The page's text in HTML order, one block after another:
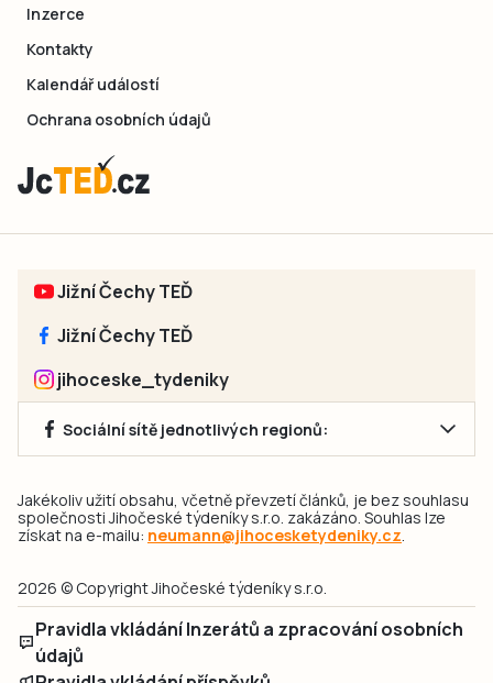
Inzerce
Kontakty
Kalendář událostí
Ochrana osobních údajů
Jižní Čechy TEĎ
Jižní Čechy TEĎ
jihoceske_tydeniky
Sociální sítě jednotlivých regionů:
Jakékoliv užití obsahu, včetně převzetí článků, je bez souhlasu
společnosti Jihočeské týdeníky s.r.o. zakázáno. Souhlas lze
získat na e-mailu: neumann@jihocesketydeniky.cz.
2026 © Copyright Jihočeské týdeníky s.r.o.
Pravidla vkládání Inzerátů a zpracování osobních
údajů